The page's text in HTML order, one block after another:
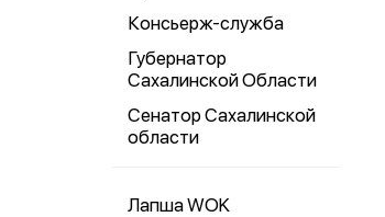
Консьерж-служба
Губернатор
Сахалинской Области
Сенатор Сахалинской
области
Лапша WOK